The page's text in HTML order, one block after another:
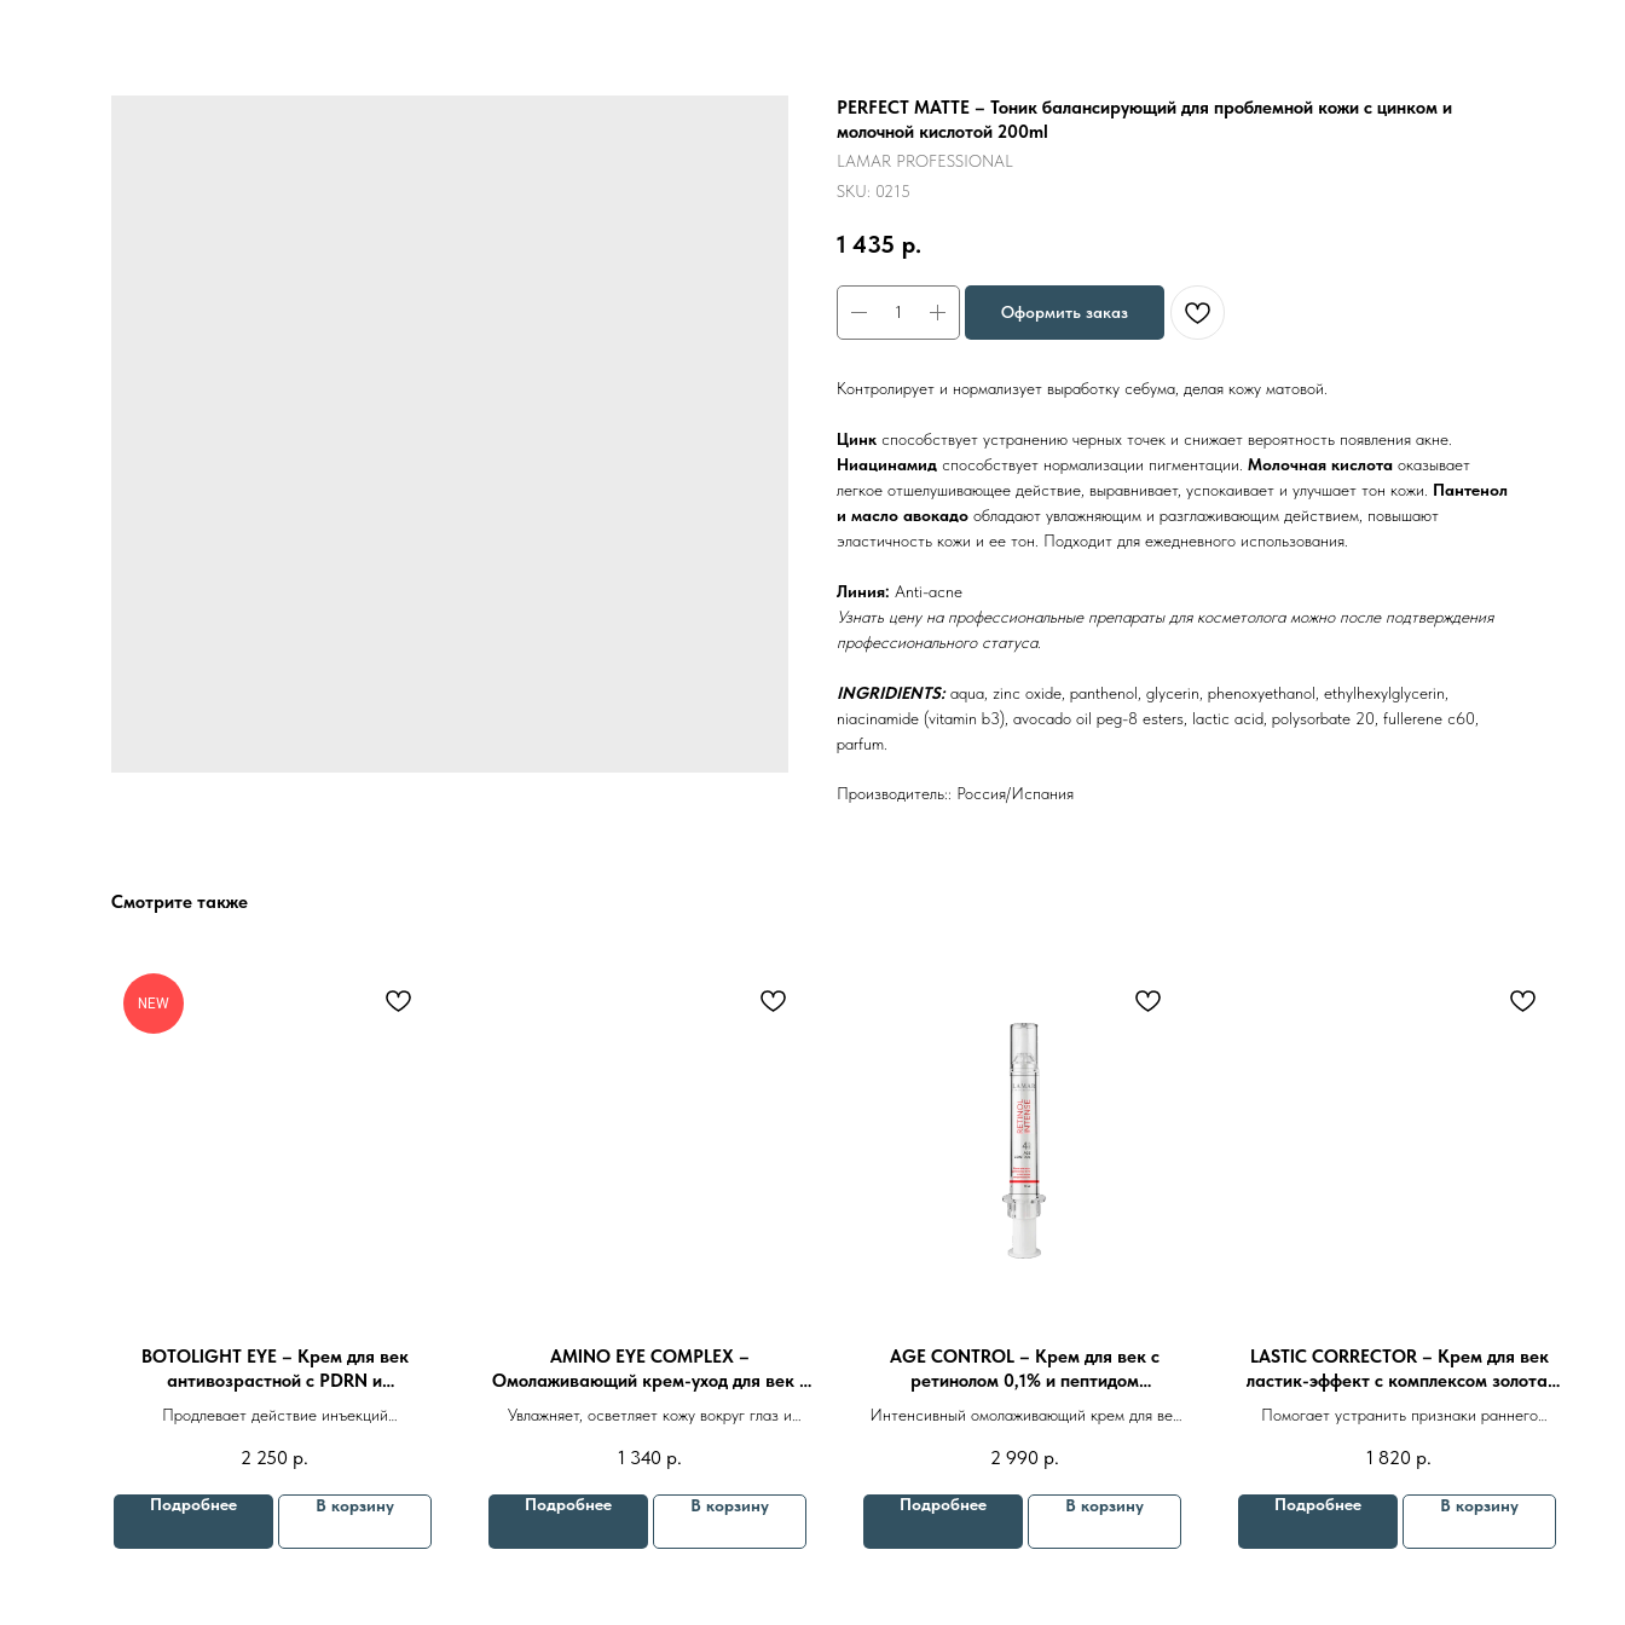
PERFECT MATTE – Тоник балансирующий для проблемной кожи с цинком и
молочной кислотой 200ml
LAMAR PROFESSIONAL
SKU: 0215
1 435 р.
Оформить заказ
Контролирует и нормализует выработку себума, делая кожу матовой.
Цинк способствует устранению черных точек и снижает вероятность появления акне.
Ниацинамид способствует нормализации пигментации. Молочная кислота оказывает
легкое отшелушивающее действие, выравнивает, успокаивает и улучшает тон кожи. Пантенол
и масло авокадо обладают увлажняющим и разглаживающим действием, повышают
эластичность кожи и ее тон. Подходит для ежедневного использования.
Линия: Anti-acne
Узнать цену на профессиональные препараты для косметолога можно после подтверждения
профессионального статуса.
INGRIDIENTS:aqua, zinc oxide, panthenol, glycerin, phenoxyethanol, ethylhexylglycerin,
niacinamide (vitamin b3), avocado oil peg-8 esters, lactic acid, polysorbate 20, fullerene c60,
parfum.
Производитель:: Россия/Испания
Смотрите также
NEW
BOTOLIGHT EYE – Крем для век
антивозрастной с PDRN и
аргирелином 25ml
Продлевает действие инъекций
2 250 р.
Подробнее В корзину
AMINO EYE COMPLEX –
Омолаживающий крем-уход для век с
Увлажняет, осветляет кожу вокруг глаз и
1 340 р.
Подробнее В корзину
AGE CONTROL – Крем для век с
ретинолом 0,1% и пептидом
миорелаксанта 10ml
Интенсивный омолаживающий крем для век
темными кругами и пигментацией оказывает
ощутимый эффект с первого применения
2 990 р.
Подробнее В корзину
LASTIC CORRECTOR – Крем для век
ластик-эффект с комплексом золота,
Помогает устранить признаки раннего
тёмные круги под глазами
1 820 р.
Подробнее В корзину
Бренды Профессиональная косметика Препараты косметолога Доставка